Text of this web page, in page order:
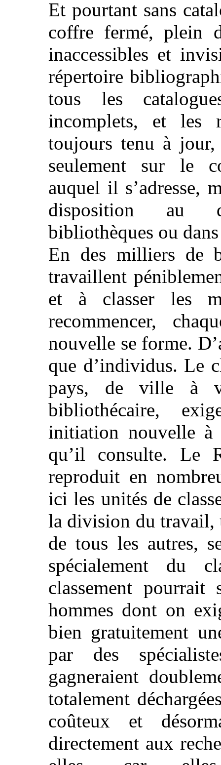
Et pourtant sans
coffre fermé, plein
inaccessibles et
répertoire
tous les
incomplets, et les
toujours tenu à
seulement sur le
auquel il s’adresse,
disposition au
bibliothèques ou
En des milliers de
travaillent
et à classer les
recommencer,
nouvelle se forme.
que d’individus. Le
pays, de ville à
bibliothécaire,
initiation nouvelle à
qu’il consulte. Le
reproduit en
ici les unités de
la division du travail,
de tous les autres,
spécialement du
classement
hommes dont on
bien gratuitement
par des
gagneraient
totalement
coûteux et
directement aux